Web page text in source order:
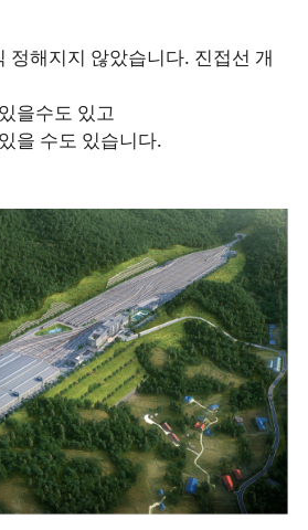
정해지지 않았습니다. 진접선 개
을수도 있고
을 수도 있습니다.